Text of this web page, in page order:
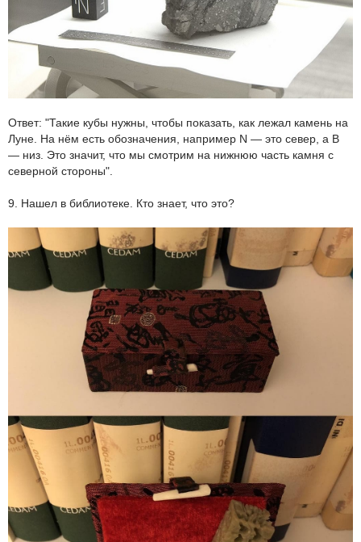
Ответ: "Такие кубы нужны, чтобы показать, как лежал камень на
Луне. На нём есть обозначения, например N — это север, а B
— низ. Это значит, что мы смотрим на нижнюю часть камня с
северной стороны".
9. Нашел в библиотеке. Кто знает, что это?